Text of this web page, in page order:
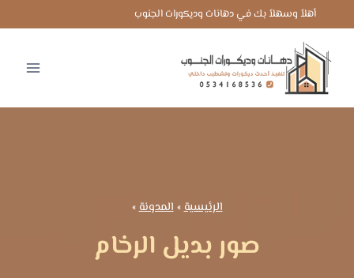
إلى
المحتوى
أهلاً وسهلاً بك في دهانات وديكورات الجنوب
الرئيسية»المدونة»
صور بديل الرخام